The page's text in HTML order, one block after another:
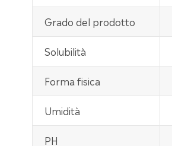
Grado del prodotto
Solubilità
Forma fisica
Umidità
PH